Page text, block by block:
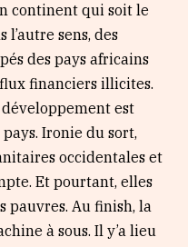
continent qui soit le
l’autre sens, des
des pays africains
financiers illicites.
est
Ironie du sort,
occidentales et
Et pourtant, elles
pauvres. Au finish, la
à sous. Il y’a lieu